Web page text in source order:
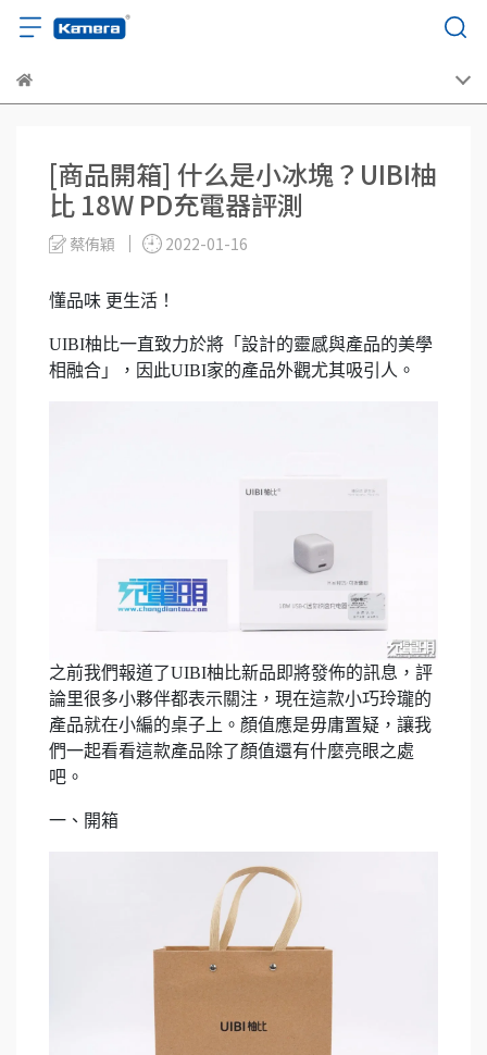
[商品開箱] 什么是小冰塊？UIBI柚
比 18W PD充電器評測
蔡侑穎 2022-01-16
懂品味 更生活！
UIBI柚比一直致力於將「設計的靈感與產品的美學
相融合」，因此UIBI家的產品外觀尤其吸引人。
之前我們報道了UIBI柚比新品即將發佈的訊息，評
論里很多小夥伴都表示關注，現在這款小巧玲瓏的
產品就在小編的桌子上。顏值應是毋庸置疑，讓我
們一起看看這款產品除了顏值還有什麼亮眼之處
吧。
一、開箱